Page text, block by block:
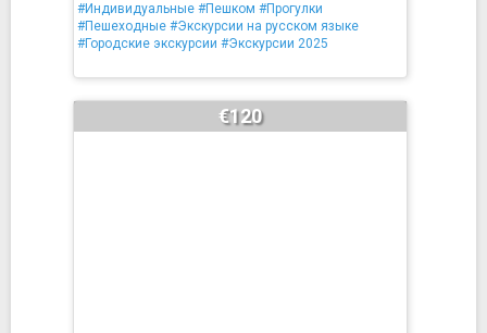
#Индивидуальные #Пешком #Прогулки
#Пешеходные #Экскурсии на русском языке
#Городские экскурсии #Экскурсии 2025
€120